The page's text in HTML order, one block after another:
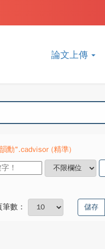
論文上傳
勳".cadvisor (精準)
數： 儲存